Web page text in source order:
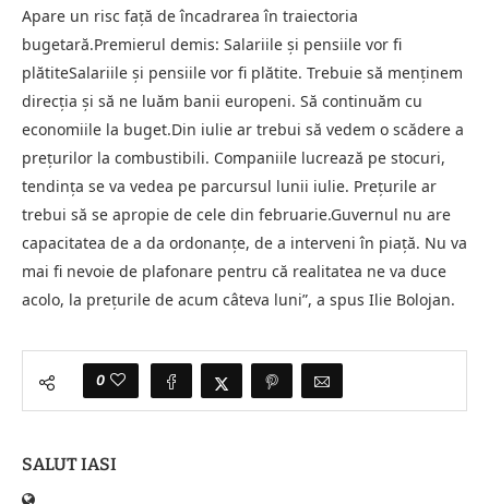
Apare un risc față de încadrarea în traiectoria
bugetară.Premierul demis: Salariile și pensiile vor fi
plătiteSalariile și pensiile vor fi plătite. Trebuie să menținem
direcția și să ne luăm banii europeni. Să continuăm cu
economiile la buget.Din iulie ar trebui să vedem o scădere a
prețurilor la combustibili. Companiile lucrează pe stocuri,
tendința se va vedea pe parcursul lunii iulie. Prețurile ar
trebui să se apropie de cele din februarie.Guvernul nu are
capacitatea de a da ordonanțe, de a interveni în piață. Nu va
mai fi nevoie de plafonare pentru că realitatea ne va duce
acolo, la prețurile de acum câteva luni”, a spus Ilie Bolojan.
0
SALUT IASI